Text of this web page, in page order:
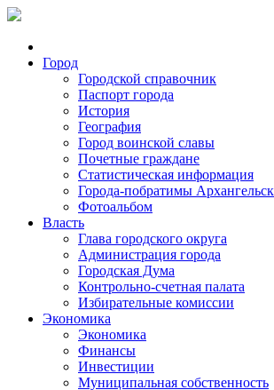
Город
Городской справочник
Паспорт города
История
География
Город воинской славы
Почетные граждане
Статистическая информация
Города-побратимы
Фотоальбом
Власть
Глава городского округа
Администрация города
Городская Дума
Контрольно-счетная палата
Избирательные комиссии
Экономика
Экономика
Финансы
Инвестиции
Муниципальная собственность